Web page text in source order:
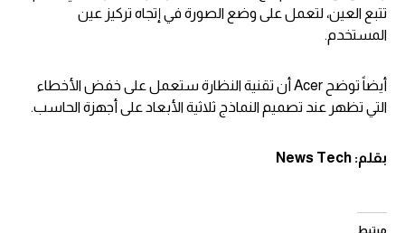
تتبع العين، لتعمل على وضع الصورة في إتجاه تركيز عين
المستخدم.
أيضاً توضح Acer أن تقنية النظارة ستعمل على خفض الأخطاء
التي تظهر عند تصميم النماذج ثلاثية الأبعاد على أجهزة الحاسب.
بقلم: News Tech
مرتبط